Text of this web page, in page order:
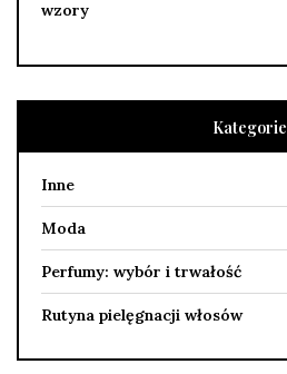
wzory
Kategorie
Inne
Moda
Perfumy: wybór i trwałość
Rutyna pielęgnacji włosów